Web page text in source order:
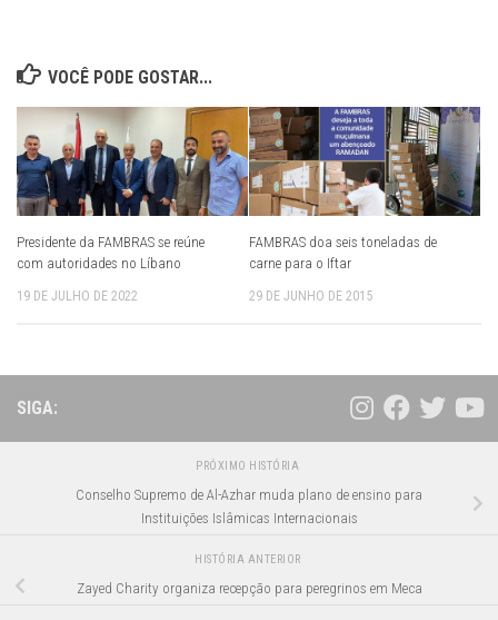
VOCÊ PODE GOSTAR...
Presidente da FAMBRAS se reúne
com autoridades no Líbano
19 DE JULHO DE 2022
FAMBRAS doa seis toneladas de
carne para o Iftar
29 DE JUNHO DE 2015
SIGA:
PRÓXIMO HISTÓRIA
Conselho Supremo de Al-Azhar muda plano de ensino para
Instituições Islâmicas Internacionais
HISTÓRIA ANTERIOR
Zayed Charity organiza recepção para peregrinos em Meca